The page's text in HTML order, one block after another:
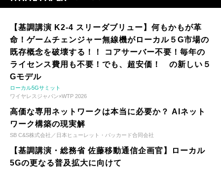
【基調講演 K2-4 スリーダブリュー】何もかもが革
命！ゲームチェンジャー無線機がローカル５G市場の
既存概念を破壊する！！ コアサーバー不要！毎年の
ライセンス費用も不要！でも、超安価！ の新しい５
Gモデル
ローカル5Gサミット
ワイヤレスジャパン×WTP 2026
高価な専用ネットワークは本当に必要か？ AIネット
ワーク構築の現実解
SB C&S株式会社／日本ヒューレット・パッカード合同会社
【基調講演・総務省 佐藤移動通信企画官】ローカル
5Gの更なる普及拡大に向けて